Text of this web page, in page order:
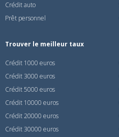
Crédit auto
Prêt personnel
Trouver le meilleur taux
Crédit 1000 euros
Crédit 3000 euros
Crédit 5000 euros
Crédit 10000 euros
Crédit 20000 euros
Crédit 30000 euros